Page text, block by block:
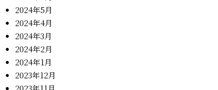
2024年5月
2024年4月
2024年3月
2024年2月
2024年1月
2023年12月